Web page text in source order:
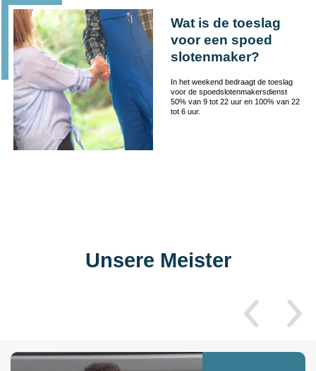
Wat is de toeslag
voor een spoed
slotenmaker?
In het weekend bedraagt de toeslag
voor de spoedslotenmakersdienst
50% van 9 tot 22 uur en 100% van 22
tot 6 uur.
Unsere Meister